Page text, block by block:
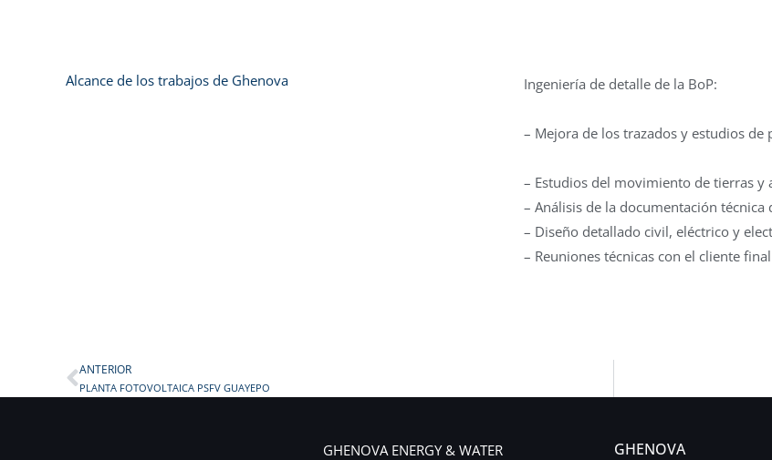
Alcance de los trabajos de Ghenova Ingeniería de detalle de la BoP:
– Mejora de los trazados y estudios de
– Estudios del movimiento de tierras
– Análisis de la documentación técnica
– Diseño detallado civil, eléctrico y
– Reuniones técnicas con el cliente
Prev
ANTERIOR
PLANTA FOTOVOLTAICA PSFV GUAYEPO
GHENOVA ENERGY & WATER
GHENOVA